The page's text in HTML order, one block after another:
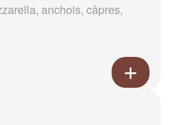
anchois, câpres,